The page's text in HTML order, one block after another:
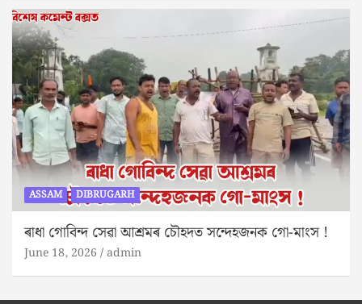
ASSAM DIBRUGARH
ৰাধা গোবিন্দ সেৱা আশ্ৰমৰ চৌহদত সন্দেহজনক গো-মাংস !
June 18, 2026 admin